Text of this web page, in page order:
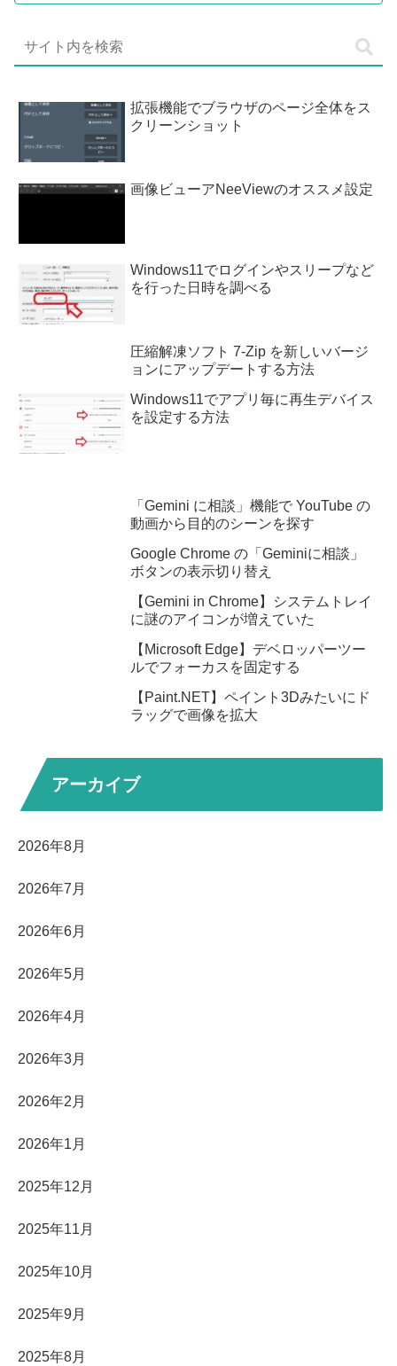
拡張機能でブラウザのページ全体をス
クリーンショット
画像ビューアNeeViewのオススメ設定
Windows11でログインやスリープなど
を行った日時を調べる
圧縮解凍ソフト 7-Zip を新しいバージ
ョンにアップデートする方法
Windows11でアプリ毎に再生デバイス
を設定する方法
「Gemini に相談」機能で YouTube の
動画から目的のシーンを探す
Google Chrome の「Geminiに相談」
ボタンの表示切り替え
【Gemini in Chrome】システムトレイ
に謎のアイコンが増えていた
【Microsoft Edge】デベロッパーツー
ルでフォーカスを固定する
【Paint.NET】ペイント3Dみたいにド
ラッグで画像を拡大
アーカイブ
2026年8月
2026年7月
2026年6月
2026年5月
2026年4月
2026年3月
2026年2月
2026年1月
2025年12月
2025年11月
2025年10月
2025年9月
2025年8月